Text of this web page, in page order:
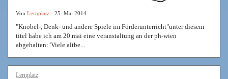
Von Lernplatz - 25. Mai 2014
"Knobel-, Denk- und andere Spiele im Förderunterricht"unter diesem
titel habe ich am 20.mai eine veranstaltung an der ph-wien
abgehalten:"Viele altbe...
Lernplatz